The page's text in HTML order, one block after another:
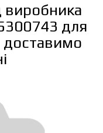
виробника
для
доставимо